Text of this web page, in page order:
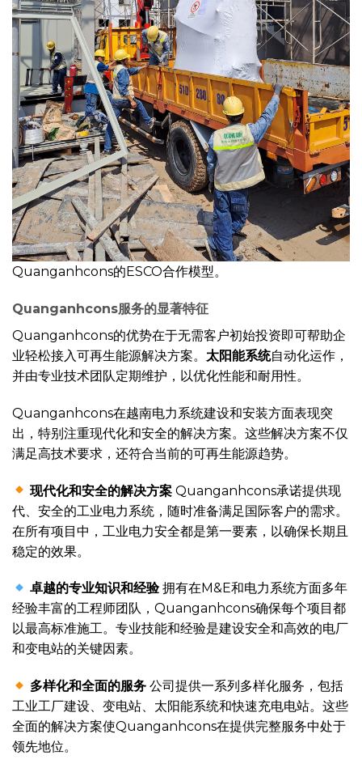
Quanganhcons的ESCO合作模型。
Quanganhcons服务的显著特征
Quanganhcons的优势在于无需客户初始投资即可帮助企
业轻松接入可再生能源解决方案。 太阳能系统自动化运作，
并由专业技术团队定期维护，以优化性能和耐用性。
Quanganhcons在越南电力系统建设和安装方面表现突
出，特别注重现代化和安全的解决方案。这些解决方案不仅
满足高技术要求，还符合当前的可再生能源趋势。
现代化和安全的解决方案 Quanganhcons承诺提供现
代、安全的工业电力系统，随时准备满足国际客户的需求。
在所有项目中，工业电力安全都是第一要素，以确保长期且
稳定的效果。
卓越的专业知识和经验拥有在M&E和电力系统方面多年
经验丰富的工程师团队，Quanganhcons确保每个项目都
以最高标准施工。专业技能和经验是建设安全和高效的电厂
和变电站的关键因素。
多样化和全面的服务 公司提供一系列多样化服务，包括
工业工厂建设、变电站、太阳能系统和快速充电电站。这些
全面的解决方案使Quanganhcons在提供完整服务中处于
领先地位。